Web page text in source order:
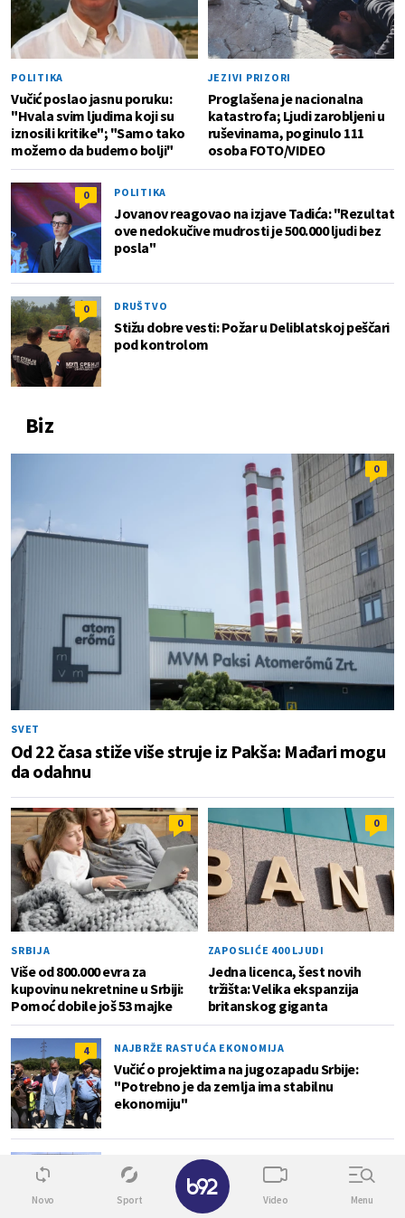
POLITIKA
Vučić poslao jasnu poruku:
"Hvala svim ljudima koji su
iznosili kritike"; "Samo tako
možemo da budemo bolji"
JEZIVI PRIZORI
Proglašena je nacionalna
katastrofa; Ljudi zarobljeni u
ruševinama, poginulo 111
osoba FOTO/VIDEO
0 POLITIKA
Jovanov reagovao na izjave Tadića: "Rezultat
ove nedokučive mudrosti je 500.000 ljudi bez
posla"
0 DRUŠTVO
Stižu dobre vesti: Požar u Deliblatskoj peščari
pod kontrolom
Biz
0
SVET
Od 22 časa stiže više struje iz Pakša: Mađari mogu
da odahnu
0
SRBIJA
Više od 800.000 evra za
kupovinu nekretnine u Srbiji:
Pomoć dobile još 53 majke
0
ZAPOSLIĆE 400 LJUDI
Jedna licenca, šest novih
tržišta: Velika ekspanzija
britanskog giganta
4 NAJBRŽE RASTUĆA EKONOMIJA
Vučić o projektima na jugozapadu Srbije:
"Potrebno je da zemlja ima stabilnu
ekonomiju"
DO GUŠE U DUGOVIMA
Javni dug Hrvatske za godinu dana skočio 4,6
milijardi evra
Novo Sport Video Menu
✕